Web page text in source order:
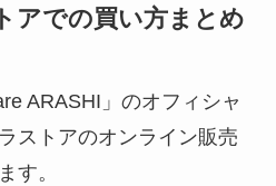
アでの買い方まとめ
ARASHI」のオフィシャ
ストアのオンライン販売
す。